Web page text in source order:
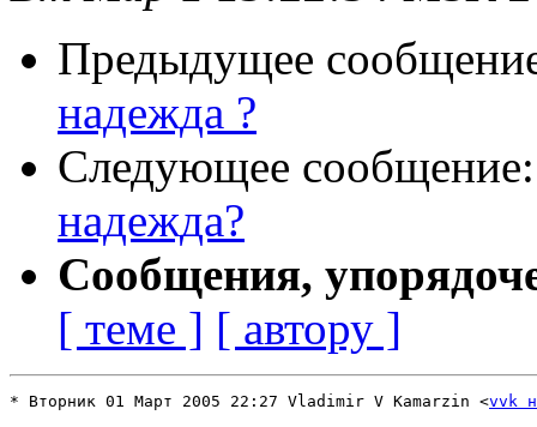
Предыдущее
надежда ?
Следующее
надежда?
Сообщения,
[ теме ] [ автору ]
* Вторник 01 Март 2005 22:27 Vladimir V Kamarzin <vvk